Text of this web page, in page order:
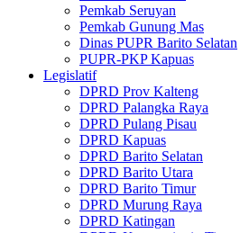
Pemkab Seruyan
Pemkab Gunung Mas
Dinas PUPR Barito Selatan
PUPR-PKP Kapuas
Legislatif
DPRD Prov Kalteng
DPRD Palangka Raya
DPRD Pulang Pisau
DPRD Kapuas
DPRD Barito Selatan
DPRD Barito Utara
DPRD Barito Timur
DPRD Murung Raya
DPRD Katingan